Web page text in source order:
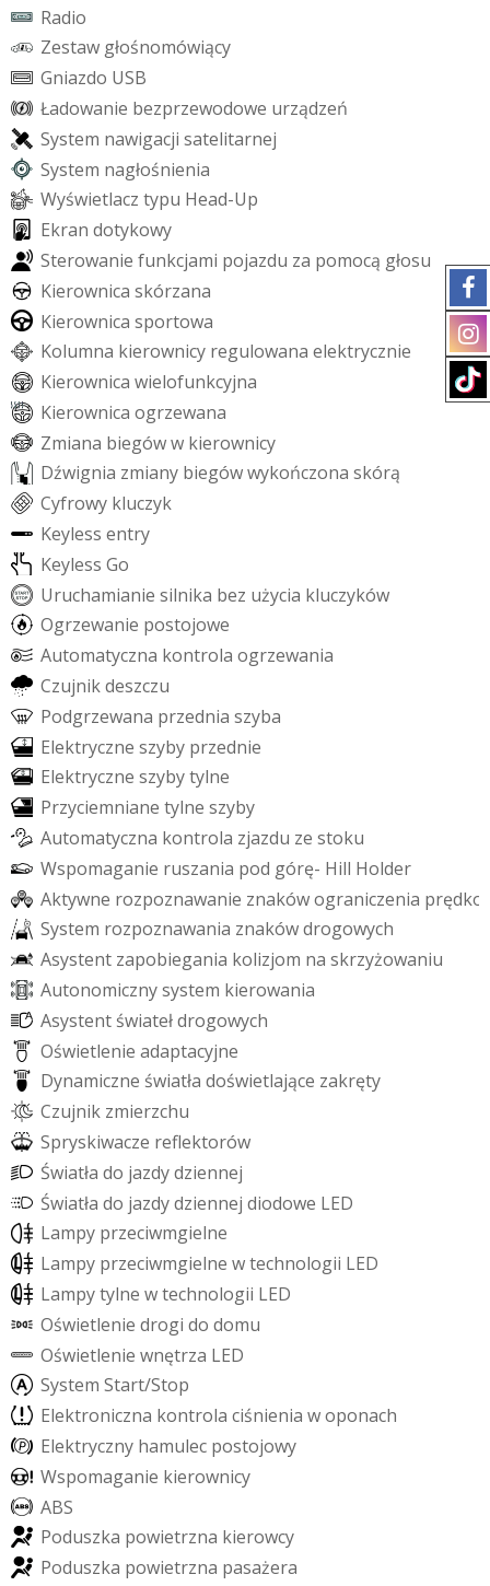
Radio
Zestaw głośnomówiący
Gniazdo USB
Ładowanie bezprzewodowe urządzeń
System nawigacji satelitarnej
System nagłośnienia
Wyświetlacz typu Head-Up
Ekran dotykowy
Sterowanie funkcjami pojazdu za pomocą głosu
Kierownica skórzana
Kierownica sportowa
Kolumna kierownicy regulowana elektrycznie
Kierownica wielofunkcyjna
Kierownica ogrzewana
Zmiana biegóww kierownicy
Dźwignia zmiany biegówwykończona skórą
Cyfrowy kluczyk
Keyless entry
Keyless Go
Uruchamianie silnika bez użycia kluczyków
Ogrzewanie postojowe
Automatyczna kontrola ogrzewania
Czujnikdeszczu
Podgrzewana przednia szyba
Elektryczne szyby przednie
Elektryczne szybytylne
Przyciemniane tylne szyby
Automatyczna kontrola zjazdu ze stoku
Wspomaganie ruszania pod górę- Hill Holder
Aktywne rozpoznawanie znakówograniczenia prędko
System rozpoznawania znakówdrogowych
Asystent zapobiegania kolizjom na skrzyżowaniu
Autonomicznysystem kierowania
Asystent światełdrogowych
Oświetlenie adaptacyjne
Dynamiczne światła doświetlające zakręty
Czujnik zmierzchu
Spryskiwacze refektorów
Światła do jazdydziennej
Światła do jazdydziennej diodowe LED
Lampy przeciwmgielne
Lampy przeciwmgielne wtechnologii LED
Lampytylne wtechnologii LED
Oświetlenie drogi do domu
Oświetlenie wnętrza LED
System Start/Stop
Elektroniczna kontrola ciśnienia woponach
Elektryczny hamulec postojowy
Wspomaganie kierownicy
ABS
Poduszka powietrzna kierowcy
Poduszka powietrzna pasażera